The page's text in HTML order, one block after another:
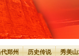
郑州 历史传说 秀美